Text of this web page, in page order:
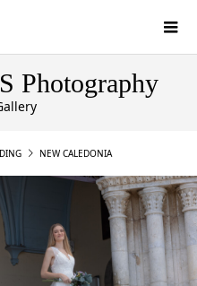
Photography
NEW CALEDONIA